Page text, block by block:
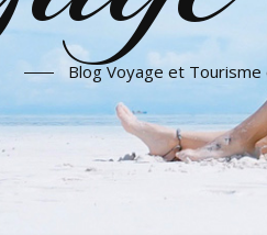
Blog Voyage et Tourisme